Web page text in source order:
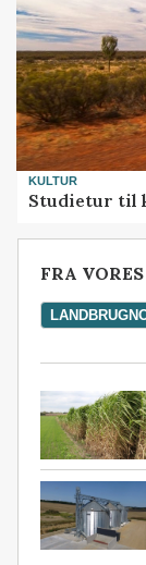
KULTUR
Studietur til
FRA